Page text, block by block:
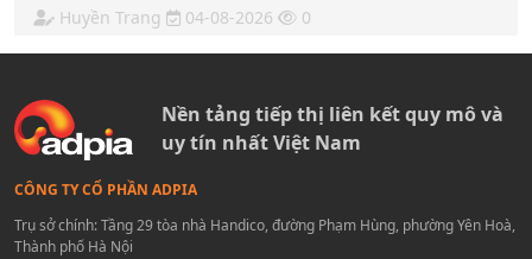
Huyền Trang 04-08-2026 0
Nền tảng tiếp thị liên kết quy mô và
uy tín nhất Việt Nam
CÔNG TY CỔ PHẦN ADPIA
Trụ sở chính: Tầng 29 tòa nhà Handico, đường Phạm Hùng, phường Yên Hoà,
Thành phố Hà Nội